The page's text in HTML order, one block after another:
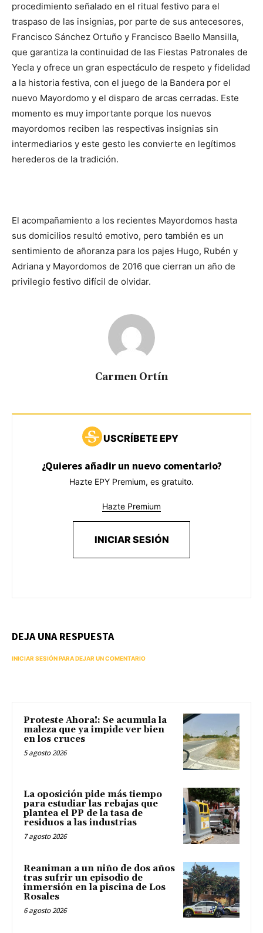
procedimiento señalado en el ritual festivo para el
traspaso de las insignias, por parte de sus antecesores,
Francisco Sánchez Ortuño y Francisco Baello Mansilla,
que garantiza la continuidad de las Fiestas Patronales de
Yecla y ofrece un gran espectáculo de respeto y fidelidad
a la historia festiva, con el juego de la Bandera por el
nuevo Mayordomo y el disparo de arcas cerradas. Este
momento es muy importante porque los nuevos
mayordomos reciben las respectivas insignias sin
intermediarios y este gesto les convierte en legítimos
herederos de la tradición.
El acompañamiento a los recientes Mayordomos hasta
sus domicilios resultó emotivo, pero también es un
sentimiento de añoranza para los pajes Hugo, Rubén y
Adriana y Mayordomos de 2016 que cierran un año de
privilegio festivo difícil de olvidar.
Carmen Ortín
USCRÍBETE EPY
¿Quieres añadir un nuevo comentario?
Hazte EPY Premium, es gratuito.
Hazte Premium
INICIAR SESIÓN
DEJA UNA RESPUESTA
INICIAR SESIÓN PARA DEJAR UN COMENTARIO
Proteste Ahora!: Se acumula la
maleza que ya impide ver bien
en los cruces
5 agosto 2026
La oposición pide más tiempo
para estudiar las rebajas que
plantea el PP de la tasa de
residuos a las industrias
7 agosto 2026
Reaniman a un niño de dos años
tras sufrir un episodio de
inmersión en la piscina de Los
Rosales
6 agosto 2026